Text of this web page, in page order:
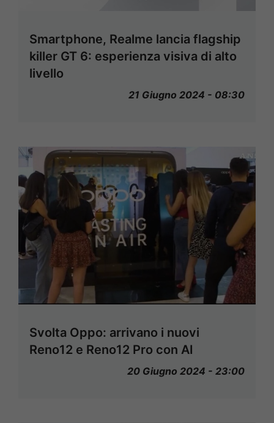
Smartphone, Realme lancia flagship
killer GT 6: esperienza visiva di alto
livello
21 Giugno 2024 - 08:30
Svolta Oppo: arrivano i nuovi
Reno12 e Reno12 Pro con AI
20 Giugno 2024 - 23:00